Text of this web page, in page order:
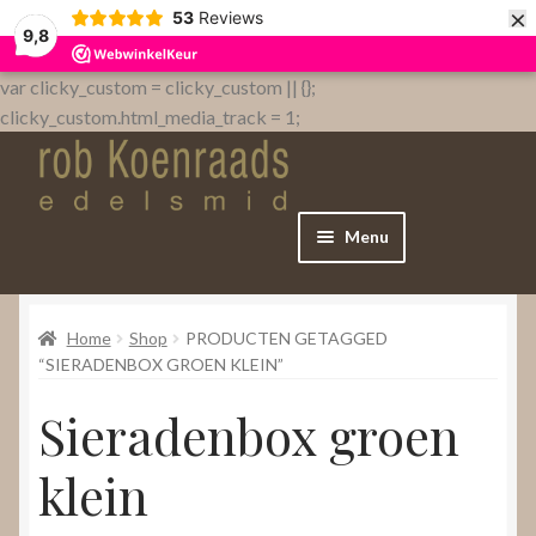
9,8
53 Reviews ×
var clicky_custom = clicky_custom || {};
clicky_custom.html_media_track = 1;
Menu
Home
WebShop
Over
Contact
Home Shop
PRODUCTEN GETAGGED
“SIERADENBOX GROEN KLEIN”
Sieradenbox groen
klein